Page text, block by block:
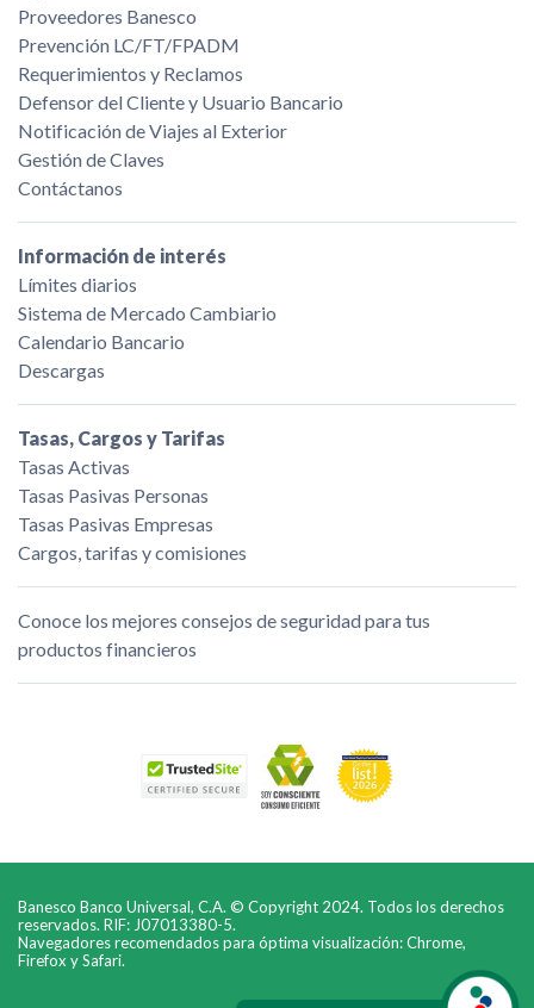
Proveedores Banesco
Prevención LC/FT/FPADM
Requerimientos y Reclamos
Defensor del Cliente y Usuario Bancario
Notificación de Viajes al Exterior
Gestión de Claves
Contáctanos
Información de interés
Límites diarios
Sistema de Mercado Cambiario
Calendario Bancario
Descargas
Tasas, Cargos y Tarifas
Tasas Activas
Tasas Pasivas Personas
Tasas Pasivas Empresas
Cargos, tarifas y comisiones
Conoce los mejores consejos de seguridad para tus
productos financieros
Banesco Banco Universal, C.A. © Copyright 2024. Todos los derechos
reservados. RIF: J07013380-5.
Navegadores recomendados para óptima visualización: Chrome,
Firefox y Safari.